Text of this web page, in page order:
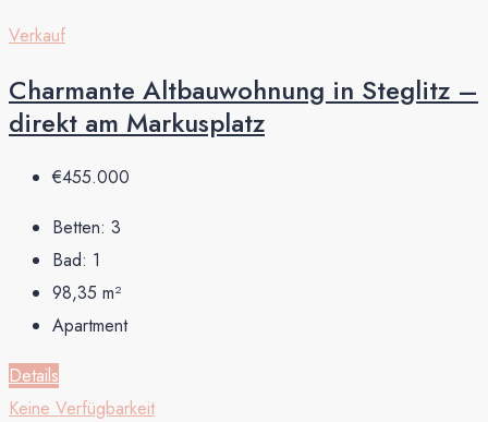
Verkauf
Charmante Altbauwohnung in Steglitz –
direkt am Markusplatz
€455.000
Betten: 3
Bad: 1
98,35 m²
Apartment
Details
Keine Verfügbarkeit